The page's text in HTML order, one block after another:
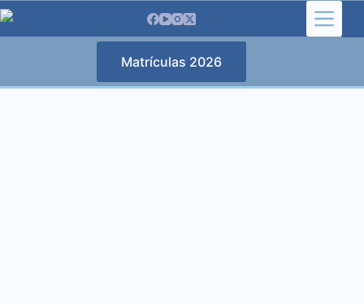
Saltar
al
contenido
Matrículas 2026